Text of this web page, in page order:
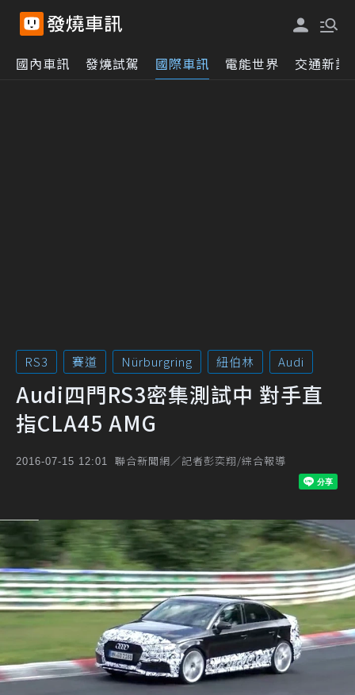
國內車訊 發燒試駕 國際車訊 電能世界 交通新訊
RS3 賽道 Nürburgring 紐伯林 Audi
Audi四門RS3密集測試中 對手直
指CLA45 AMG
2016-07-15 12:01 聯合新聞網／記者彭奕翔/綜合報導